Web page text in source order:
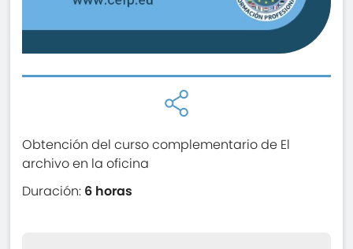
Obtención del curso complementario de El
archivo en la oficina
Duración: 6 horas